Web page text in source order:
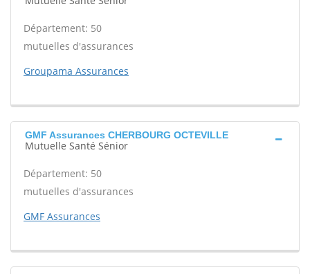
Département: 50
mutuelles d'assurances
Groupama Assurances
GMF Assurances CHERBOURG OCTEVILLE
Mutuelle Santé Sénior
Département: 50
mutuelles d'assurances
GMF Assurances